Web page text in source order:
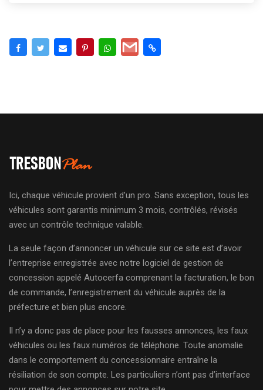
Ici, chaque véhicule provient d’un pro. Sans exception, tous les
véhicules sont garantis minimum 3 mois, contrôlés, révisés
avec un contrôle technique valable.
La seule façon d’annoncer un véhicule sur ce site est d’avoir
l’entreprise enregistrée avec notre logiciel de gestion de
concession appelé Autocerfa comprenant la facturation, le bon
de commande, l’enregistrement du véhicule auprès de la
préfecture et bien plus encore.
Il n’y a donc pas de place pour les fausses annonces, les faux
véhicules ou les faux numéros de téléphone. Toute anomalie
dans le comportement du concessionnaire entraîne la
résiliation de son compte. Les particuliers n’ont pas d’interface